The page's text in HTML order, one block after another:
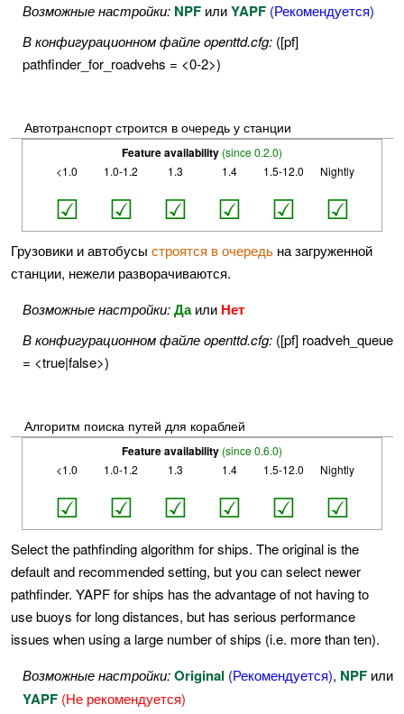
Возможные настройки: NPF илиYAPF (Рекомендуется)
В конфигурационном файле openttd.cfg: ([pf]
pathfinder_for_roadvehs = <0-2>)
Автотранспорт строится в очередь у станции
Feature availability (since 0.2.0)
<1.0
☑
1.0-1.2
☑
1.3
☑
1.4
☑
1.5-12.0
☑
Nightly
☑
Грузовики и автобусы строятся в очередь на загруженной
станции, нежели разворачиваются.
Возможные настройки:Даили Нет
В конфигурационном файле openttd.cfg: ([pf] roadveh_queue
= <true|false>)
Алгоритм поиска путей для кораблей
Feature availability (since 0.6.0)
<1.0
☑
1.0-1.2
☑
1.3
☑
1.4
☑
1.5-12.0
☑
Nightly
☑
Select the pathfinding algorithm for ships. The original is the
default and recommended setting, but you can select newer
pathfinder. YAPF for ships has the advantage of not having to
use buoys for long distances, but has serious performance
issues when using a large number of ships (i.e. more than ten).
Возможные настройки:Original (Рекомендуется), NPF или
YAPF (Не рекомендуется)